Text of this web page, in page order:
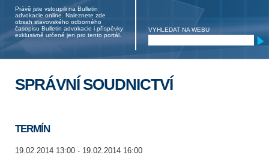
Právě jste vstoupili na Bulletin
advokacie online. Naleznete zde
obsah stavovského odborného
časopisu Bulletin advokacie i příspěvky
exklusivně určené jen pro tento portál.
VYHLEDAT NA WEBU
SPRÁVNÍ SOUDNICTVÍ
TERMÍN
19.02.2014 13:00 - 19.02.2014 16:00